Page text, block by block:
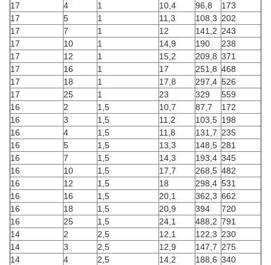
17
4 1 10,4 96,8
173
17
5 1 11,3 108,3 202
17
7 1 12 141,2 243
17
10 1 14,9 190
238
17
12 1 15,2 209,8 371
17
16 1 17 251,8 468
17
18 1 17,8 297,4 526
17
25 1 23 329
559
16
2 1,5 10,7 87,7
172
16
3 1,5 11,2 103,5 198
16
4 1,5 11,8 131,7 235
16
5 1,5 13,3 148,5 281
16
7 1,5 14,3 193,4 345
16
10 1,5 17,7 268,5 482
16
12 1,5 18 298,4 531
16
16 1,5 20,1 362,3 662
16
18 1,5 20,9 394
720
16
25 1,5 24,1 488,2 791
14
2 2,5 12,1 122,3 230
14
3 2,5 12,9 147,7 275
14
4 2,5 14,2 188,6 340